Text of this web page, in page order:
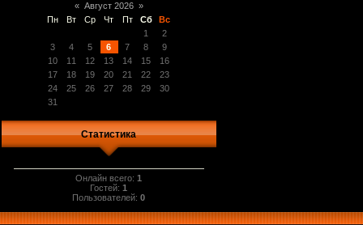
« Август 2026 »
Пн
Вт Ср Чт Пт Сб
Вс
1
2
3
4 5 6 7 8
9
10
11 12 13 14 15
16
17
18 19 20 21 22
23
24
25 26 27 28 29
30
31
Статистика
Онлайн всего:1
Гостей:1
Пользователей:0